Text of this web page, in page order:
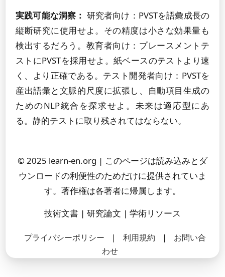
実践可能な洞察： 研究者向け：PVSTを語彙成長の
縦断研究に使用せよ。その精度は小さな効果量も
検出するだろう。教育者向け：プレースメントテ
ストにPVSTを採用せよ。紙ベースのテストより速
く、より正確である。テスト開発者向け：PVSTを
産出語彙と文脈的尺度に拡張し、自動項目生成の
ためのNLP統合を探求せよ。未来は適応型にあ
る。静的テストに取り残されてはならない。
© 2025 learn-en.org | このページは読み込みとダ
ウンロードの利便性のためだけに提供されていま
す。著作権は各著者に帰属します。
技術文書 | 研究論文 | 学術リソース
プライバシーポリシー | 利用規約 |
お問い合
わせ